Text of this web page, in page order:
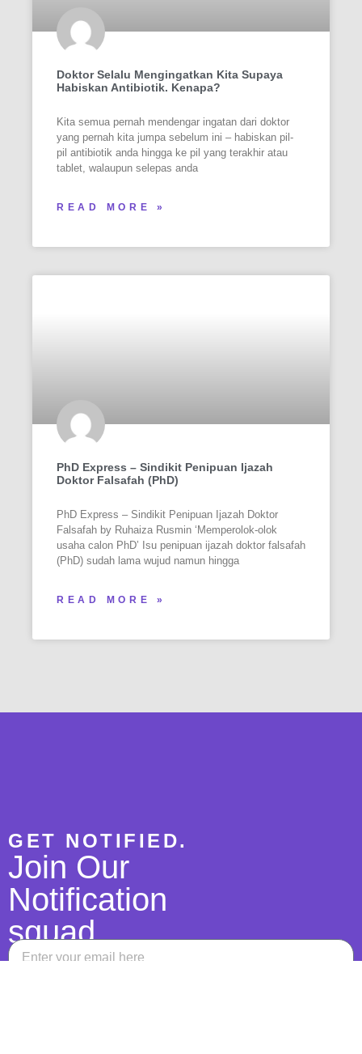
Doktor Selalu Mengingatkan Kita Supaya
Habiskan Antibiotik. Kenapa?
Kita semua pernah mendengar ingatan dari doktor
yang pernah kita jumpa sebelum ini – habiskan pil-
pil antibiotik anda hingga ke pil yang terakhir atau
tablet, walaupun selepas anda
READ MORE »
PhD Express – Sindikit Penipuan Ijazah
Doktor Falsafah (PhD)
PhD Express – Sindikit Penipuan Ijazah Doktor
Falsafah by Ruhaiza Rusmin ‘Memperolok-olok
usaha calon PhD’ Isu penipuan ijazah doktor falsafah
(PhD) sudah lama wujud namun hingga
READ MORE »
GET NOTIFIED.
Join Our
Notification
squad